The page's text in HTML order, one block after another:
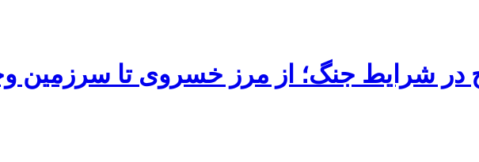
در شرایط جنگ؛ از مرز خسروی تا سرزمین